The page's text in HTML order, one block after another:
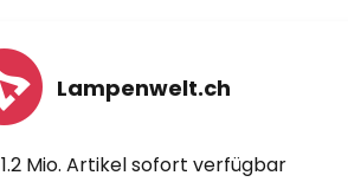
Lampenwelt.ch
1.2 Mio. Artikel sofort verfügbar